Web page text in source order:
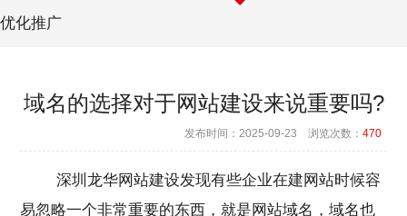
优化推广
域名的选择对于网站建设来说重要吗?
发布时间：2025-09-23 浏览次数： 470
深圳龙华网站建设发现有些企业在建网站时候容
易忽略一个非常重要的东西，就是网站域名，域名也